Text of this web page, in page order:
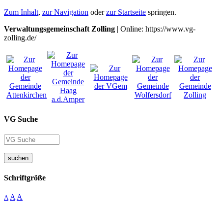
Zum Inhalt, zur Navigation oderzur Startseite springen.
Verwaltungsgemeinschaft Zolling | Online: https://www.vg-
zolling.de/
VG Suche
suchen
Schriftgröße
A A A